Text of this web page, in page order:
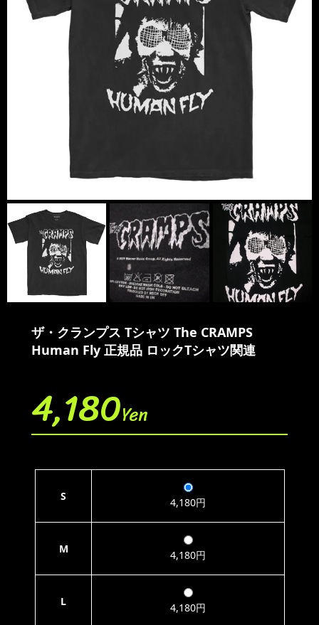
ザ・クランプス Tシャツ The CRAMPS
Human Fly 正規品 ロックTシャツ関連
4,180Yen
S 4,180円
M 4,180円
L 4,180円